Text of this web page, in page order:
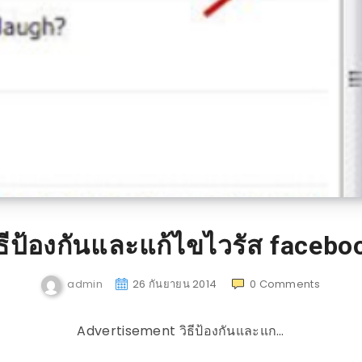
ป้องกันและแก้ไขไวรัส
admin 26 กันยายน 2014 0 Comments
Advertisement วิธีป้องกันและแก…